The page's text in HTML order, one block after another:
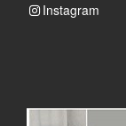
Instagram